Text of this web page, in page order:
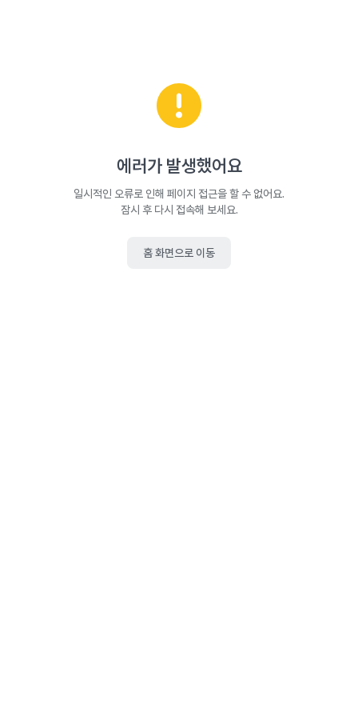
에러가 발생했어요
일시적인 오류로 인해 페이지 접근을 할 수 없어요.
잠시 후 다시 접속해 보세요.
홈 화면으로 이동